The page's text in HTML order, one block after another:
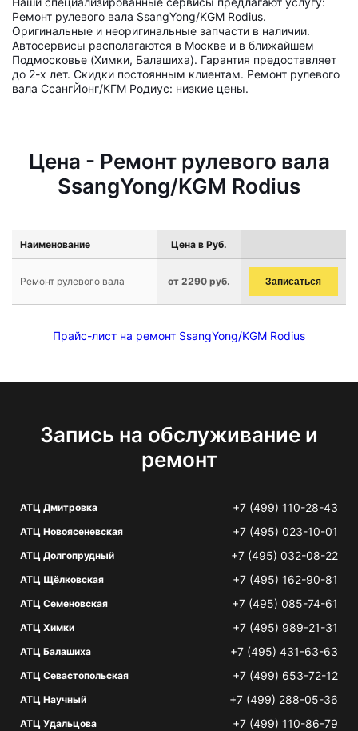
Ремонт рулевого вала SsangYong/KGM Rodius.
Оригинальные и неоригинальные запчасти в наличии.
Автосервисы располагаются в Москве и в ближайшем
Подмосковье (Химки, Балашиха). Гарантия предоставляет
до 2-х лет. Скидки постоянным клиентам. Ремонт рулевого
вала СсангЙонг/КГМ Родиус: низкие цены.
Цена - Ремонт рулевого вала
SsangYong/KGM Rodius
Наименование Цена в Руб.
Ремонт рулевого вала от 2290 руб. Записаться
Прайс-лист на ремонт SsangYong/KGM Rodius
Запись на обслуживание и
ремонт
АТЦ Дмитровка +7 (499) 110-28-43
АТЦ Новоясеневская +7 (495) 023-10-01
АТЦ Долгопрудный +7 (495) 032-08-22
АТЦ Щёлковская +7 (495) 162-90-81
АТЦ Семеновская +7 (495) 085-74-61
АТЦ Химки +7 (495) 989-21-31
АТЦ Балашиха +7 (495) 431-63-63
АТЦ Севастопольская +7 (499) 653-72-12
АТЦ Научный +7 (499) 288-05-36
АТЦ Удальцова +7 (499) 110-86-79